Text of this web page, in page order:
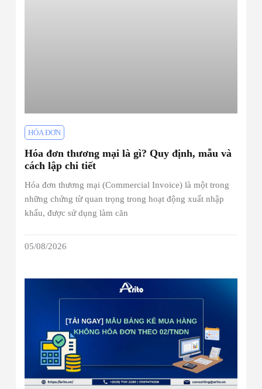
HÓA ĐƠN
Hóa đơn thương mại là gì? Quy định, mẫu và
cách lập chi tiết
Hóa đơn thương mại (Commercial Invoice) là một trong
những chứng từ quan trọng trong hoạt động xuất nhập
khẩu, được sử dụng làm căn
05/08/2026